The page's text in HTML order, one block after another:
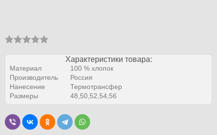
Характеристики товара:
Материал
100 % хлопок
Производитель
Россия
Нанесение
Термотрансфер
Размеры
48,50,52,54,56